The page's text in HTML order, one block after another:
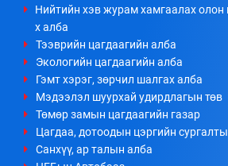
Нийтийн хэв журам хамгаалах олон
х алба
Тээврийн цагдаагийн алба
Экологийн цагдаагийн алба
Гэмт хэрэг, зөрчил шалгах алба
Мэдээлэл шуурхай удирдлагын төв
Төмөр замын цагдаагийн газар
Цагдаа, дотоодын цэргийн
Санхүү, ар талын алба